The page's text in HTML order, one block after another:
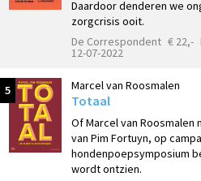
Daardoor denderen we
zorgcrisis ooit.
De Correspondent € 22,-
12-07-2022
5 Marcel van Roosmalen
Totaal
Of Marcel van
van Pim Fortuyn, op
hondenpoepsymposium
wordt ontzien.